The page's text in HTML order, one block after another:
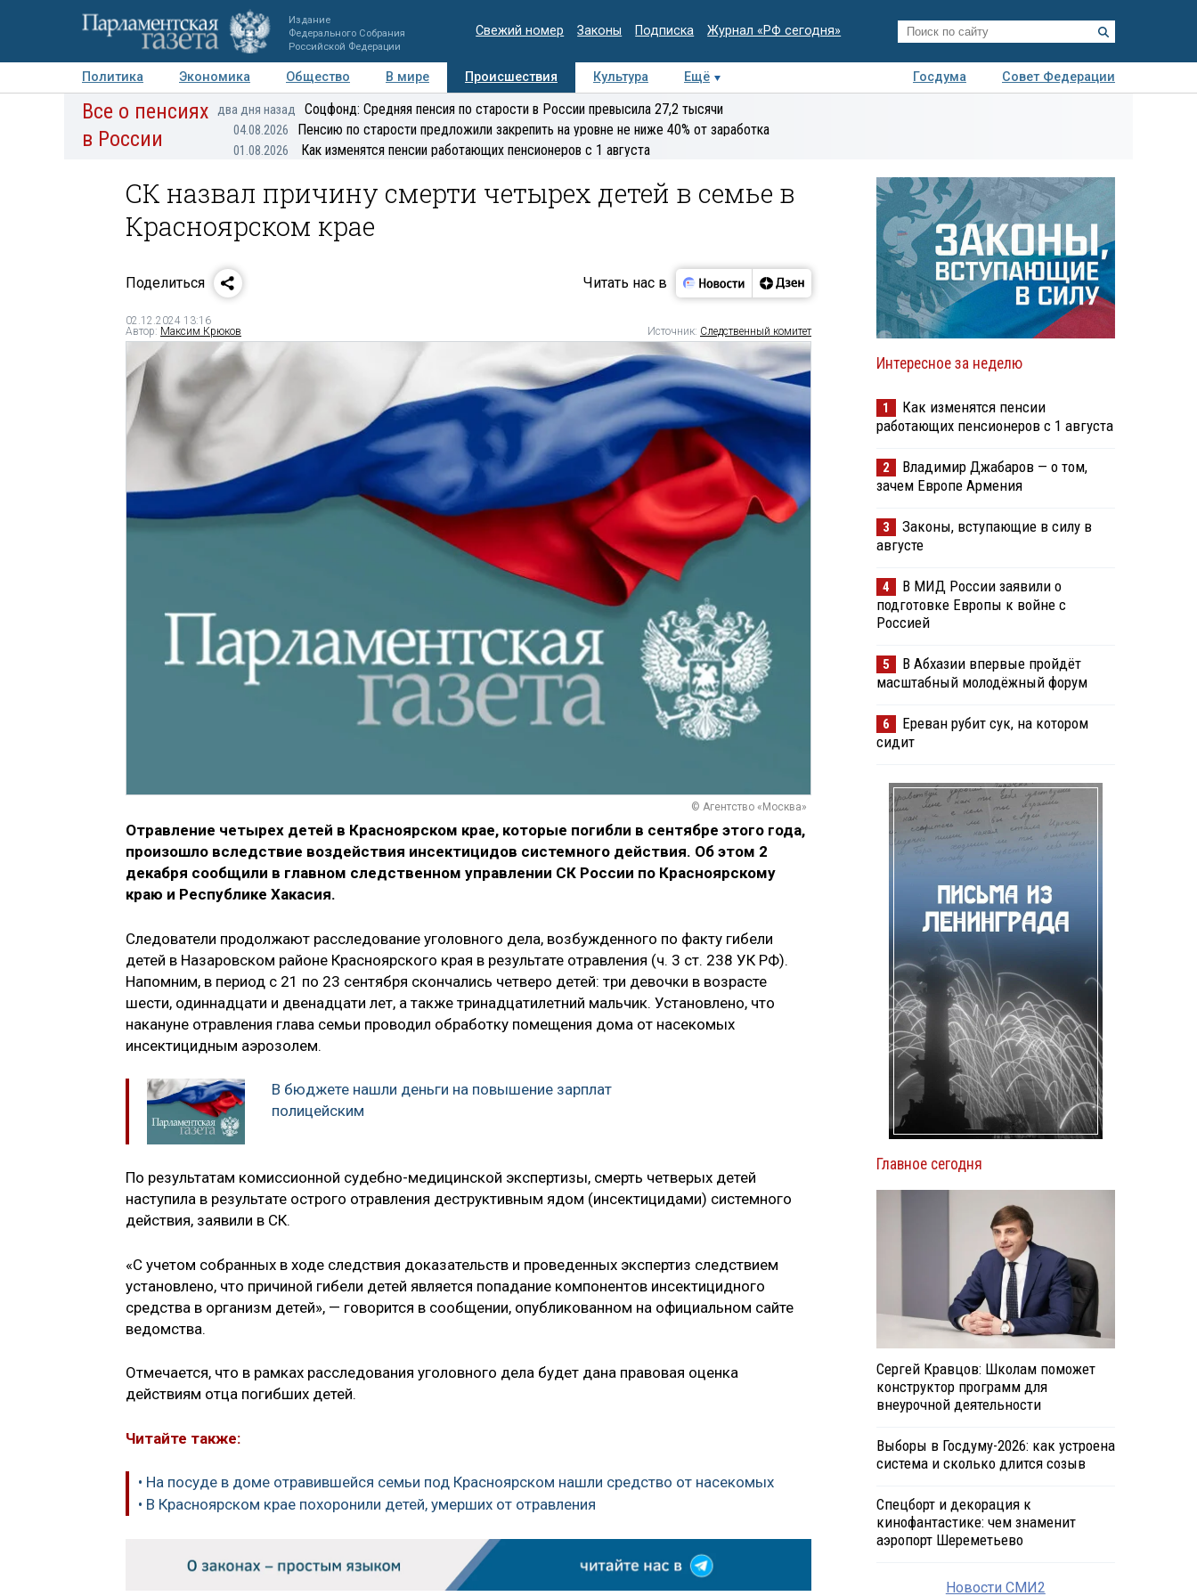
Издание
Федерального Собрания
Российской Федерации
Свежий номер Законы Подписка Журнал «РФ сегодня»
Политика Экономика Общество В мире Происшествия Культура Ещё Госдума
Совет Федерации
Авторы Персоны Мнения Регионы Медиацентр Интервью Колумнисты
Все о пенсиях
в России
два дня назад Соцфонд: Средняя пенсия по старости в России превысила 27,2 тысячи
04.08.2026 Пенсию по старости предложили закрепить на уровне не ниже 40% от заработка
01.08.2026 Как изменятся пенсии работающих пенсионеров с 1 августа
СК назвал причину смерти четырех детей в семье в
Красноярском крае
Поделиться Читать нас в
02.12.2024 13:16
Автор: Максим Крюков Источник: Следственный комитет
© Агентство «Москва»
Отравление четырех детей в Красноярском крае, которые погибли в сентябре этого года,
произошло вследствие воздействия инсектицидов системного действия. Об этом 2
декабря сообщили в главном следственном управлении СК России по Красноярскому
краю и Республике Хакасия.
Следователи продолжают расследование уголовного дела, возбужденного по факту гибели
детей в Назаровском районе Красноярского края в результате отравления (ч. 3 ст. 238 УК РФ).
Напомним, в период с 21 по 23 сентября скончались четверо детей: три девочки в возрасте
шести, одиннадцати и двенадцати лет, а также тринадцатилетний мальчик. Установлено, что
накануне отравления глава семьи проводил обработку помещения дома от насекомых
инсектицидным аэрозолем.
В бюджете нашли деньги на повышение зарплат
полицейским
По результатам комиссионной судебно-медицинской экспертизы, смерть четверых детей
наступила в результате острого отравления деструктивным ядом (инсектицидами) системного
действия, заявили в СК.
«С учетом собранных в ходе следствия доказательств и проведенных экспертиз следствием
установлено, что причиной гибели детей является попадание компонентов инсектицидного
средства в организм детей», — говорится в сообщении, опубликованном на официальном сайте
ведомства.
Отмечается, что в рамках расследования уголовного дела будет дана правовая оценка
действиям отца погибших детей.
Читайте также:
• На посуде в доме отравившейся семьи под Красноярском нашли средство от насекомых
• В Красноярском крае похоронили детей, умерших от отравления
Интересное за неделю
1
Как изменятся пенсии
работающих пенсионеров с 1 августа
2
Владимир Джабаров — о том,
зачем Европе Армения
3
Законы, вступающие в силу в
августе
4
В МИД России заявили о
подготовке Европы к войне с
Россией
5
В Абхазии впервые пройдёт
масштабный молодёжный форум
6
Ереван рубит сук, на котором
сидит
Главное сегодня
Сергей Кравцов: Школам поможет
конструктор программ для
внеурочной деятельности
Выборы в Госдуму-2026: как устроена
система и сколько длится созыв
Спецборт и декорация к
кинофантастике: чем знаменит
аэропорт Шереметьево
Новости СМИ2